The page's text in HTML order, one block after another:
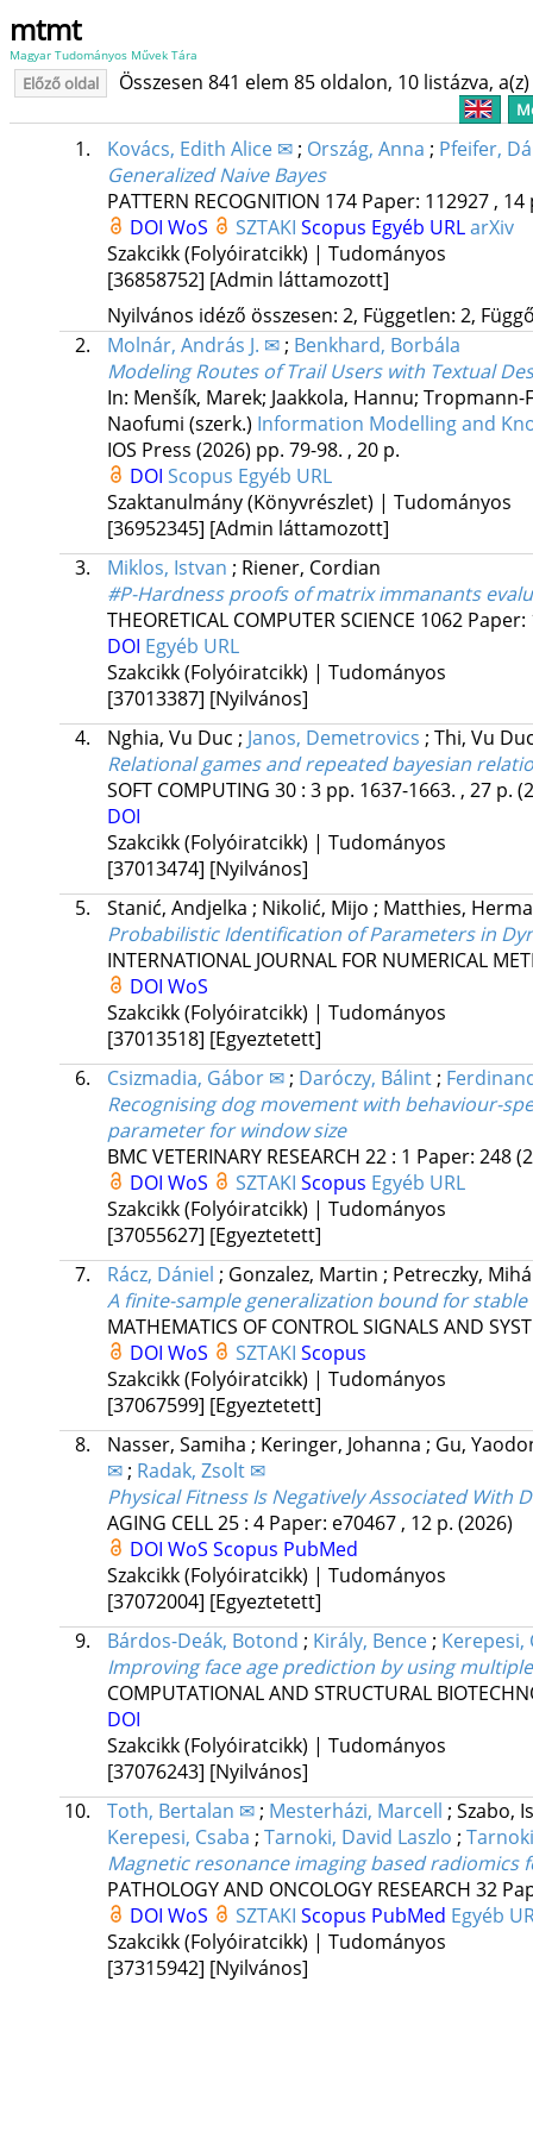
mtmt
Magyar Tudományos Művek Tára
Előző oldal Összesen 841 elem 85 oldalon, 10 listázva,
1. Kovács, Edith Alice ✉; Ország, Anna ; Pfeifer,
Generalized Naive Bayes
PATTERN RECOGNITION 174 Paper: 112927 ,
DOI WoS SZTAKI Scopus Egyéb URLarXiv
Szakcikk (Folyóiratcikk) | Tudományos
[36858752] [Admin láttamozott]
Nyilvános idéző összesen: 2, Független: 2,
2.
Molnár, András J. ✉; Benkhard, Borbála
Modeling Routes of Trail Users with Textual
In: Menšík, Marek; Jaakkola, Hannu;
Naofumi (szerk.) Information Modelling and
IOS Press (2026) pp. 79-98. , 20 p.
DOI Scopus Egyéb URL
Szaktanulmány (Könyvrészlet) | Tudományos
[36952345] [Admin láttamozott]
3.
Miklos, Istvan ; Riener, Cordian
#P-Hardness proofs of matrix immanants
THEORETICAL COMPUTER SCIENCE 1062
DOI Egyéb URL
Szakcikk (Folyóiratcikk) | Tudományos
[37013387] [Nyilvános]
4.
Nghia, Vu Duc ; Janos, Demetrovics ; Thi, Vu
Relational games and repeated bayesian
SOFT COMPUTING 30: 3 pp. 1637-1663. , 27 p.
DOI
Szakcikk (Folyóiratcikk) | Tudományos
[37013474] [Nyilvános]
5.
Stanić, Andjelka ; Nikolić, Mijo ; Matthies,
Probabilistic Identification of Parameters in
INTERNATIONAL JOURNAL FOR NUMERICAL
DOI WoS
Szakcikk (Folyóiratcikk) | Tudományos
[37013518] [Egyeztetett]
6.
Csizmadia, Gábor ✉; Daróczy, Bálint;
Recognising dog movement with behaviour-
parameter for window size
BMC VETERINARY RESEARCH 22: 1 Paper: 248
DOI WoS SZTAKI Scopus Egyéb URL
Szakcikk (Folyóiratcikk) | Tudományos
[37055627] [Egyeztetett]
7.
Rácz, Dániel ; Gonzalez, Martin ; Petreczky,
A finite-sample generalization bound for stable
MATHEMATICS OF CONTROL SIGNALS AND
DOI WoS SZTAKI Scopus
Szakcikk (Folyóiratcikk) | Tudományos
[37067599] [Egyeztetett]
8.
Nasser, Samiha ; Keringer, Johanna ; Gu,
✉; Radak, Zsolt ✉
Physical Fitness Is Negatively Associated With
AGING CELL25: 4 Paper: e70467 , 12 p. (2026)
DOI WoS Scopus PubMed
Szakcikk (Folyóiratcikk) | Tudományos
[37072004] [Egyeztetett]
9.
Bárdos-Deák, Botond ; Király, Bence; Kerepesi,
Improving face age prediction by using
COMPUTATIONAL AND STRUCTURAL
DOI
Szakcikk (Folyóiratcikk) | Tudományos
[37076243] [Nyilvános]
10.
Toth, Bertalan ✉; Mesterházi, Marcell ; Szabo,
Kerepesi, Csaba ; Tarnoki, David Laszlo ;
Magnetic resonance imaging based
PATHOLOGY AND ONCOLOGY RESEARCH 32
DOI WoS SZTAKI Scopus PubMed Egyéb
Szakcikk (Folyóiratcikk) | Tudományos
[37315942] [Nyilvános]